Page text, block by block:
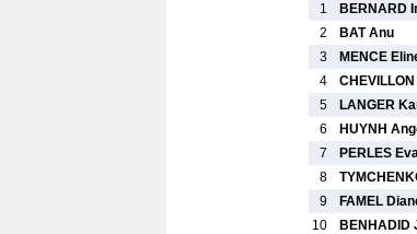
1
BERNARD
2
BAT Anu
3
MENCE
4
5
LANGER
6
HUYNH
7
PERLES
8
9
FAMEL
10
BENHADID